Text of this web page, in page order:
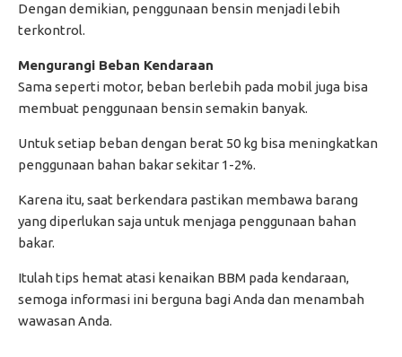
Dengan demikian, penggunaan bensin menjadi lebih
terkontrol.
Mengurangi Beban Kendaraan
Sama seperti motor, beban berlebih pada mobil juga bisa
membuat penggunaan bensin semakin banyak.
Untuk setiap beban dengan berat 50 kg bisa meningkatkan
penggunaan bahan bakar sekitar 1-2%.
Karena itu, saat berkendara pastikan membawa barang
yang diperlukan saja untuk menjaga penggunaan bahan
bakar.
Itulah tips hemat atasi kenaikan BBM pada kendaraan,
semoga informasi ini berguna bagi Anda dan menambah
wawasan Anda.